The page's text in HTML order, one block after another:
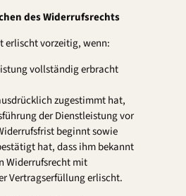
des Widerrufsrechts
erlischt vorzeitig, wenn:
vollständig erbracht
zugestimmt hat,
der Dienstleistung vor
beginnt sowie
hat, dass ihm bekannt
Widerrufsrecht mit
Vertragserfüllung erlischt.